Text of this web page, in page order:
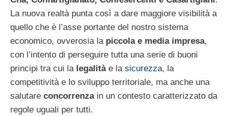
La nuova realtà punta così a dare maggiore visibilità a
quello che è l’asse portante del nostro sistema
economico, ovverosia la piccola e media impresa,
con l’intento di perseguire tutta una serie di buoni
principi tra cui lalegalitàe la sicurezza, la
competitività e lo sviluppo territoriale, ma anche una
salutare concorrenzain un contesto caratterizzato da
regole uguali per tutti.